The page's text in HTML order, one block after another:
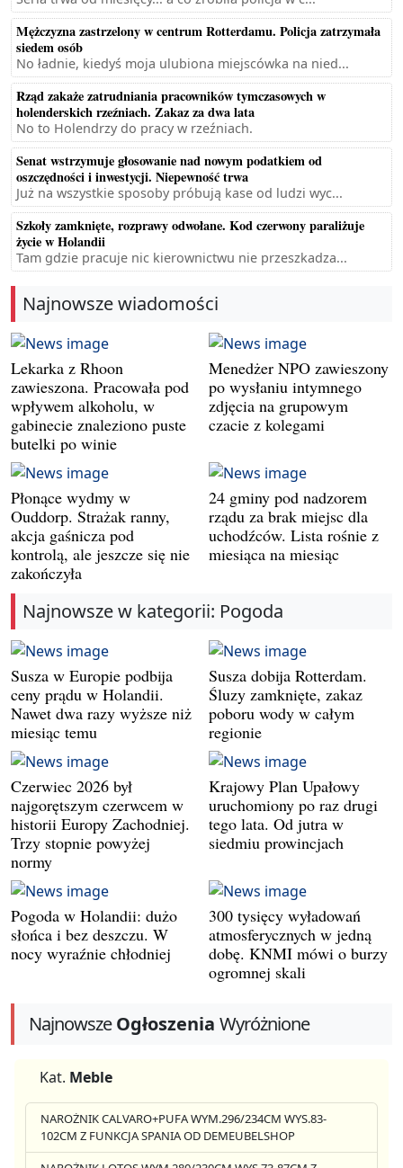
Mężczyzna zastrzelony w centrum Rotterdamu. Policja zatrzymała
siedem osób
No ładnie, kiedyś moja ulubiona miejscówka na nied...
Rząd zakaże zatrudniania pracowników tymczasowych w
holenderskich rzeźniach. Zakaz za dwa lata
No to Holendrzy do pracy w rzeźniach.
Senat wstrzymuje głosowanie nad nowym podatkiem od
oszczędności i inwestycji. Niepewność trwa
Już na wszystkie sposoby próbują kase od ludzi wyc...
Szkoły zamknięte, rozprawy odwołane. Kod czerwony paraliżuje
życie w Holandii
Tam gdzie pracuje nic kierownictwu nie przeszkadza...
Najnowsze wiadomości
Lekarka z Rhoon
zawieszona. Pracowała pod
wpływem alkoholu, w
gabinecie znaleziono puste
butelki po winie
Menedżer NPO zawieszony
po wysłaniu intymnego
zdjęcia na grupowym
czacie z kolegami
Płonące wydmy w
Ouddorp. Strażak ranny,
akcja gaśnicza pod
kontrolą, ale jeszcze się nie
zakończyła
24 gminy pod nadzorem
rządu za brak miejsc dla
uchodźców. Lista rośnie z
miesiąca na miesiąc
Najnowsze w kategorii: Pogoda
Susza w Europie podbija
ceny prądu w Holandii.
Nawet dwa razy wyższe niż
miesiąc temu
Susza dobija Rotterdam.
Śluzy zamknięte, zakaz
poboru wody w całym
regionie
Czerwiec 2026 był
najgorętszym czerwcem w
historii Europy Zachodniej.
Trzy stopnie powyżej
normy
Krajowy Plan Upałowy
uruchomiony po raz drugi
tego lata. Od jutra w
siedmiu prowincjach
Pogoda w Holandii: dużo
słońca i bez deszczu. W
nocy wyraźnie chłodniej
300 tysięcy wyładowań
atmosferycznych w jedną
dobę. KNMI mówi o burzy
ogromnej skali
NajnowszeOgłoszenia Wyróżnione
Kat. Meble
NAROŻNIK CALVARO+PUFA WYM.296/234CM WYS.83-
102CM Z FUNKCJA SPANIA OD DEMEUBELSHOP